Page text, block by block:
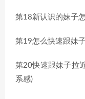
第18新认识的妹子
第19怎么快速跟妹
第20快速跟妹子拉
系感)